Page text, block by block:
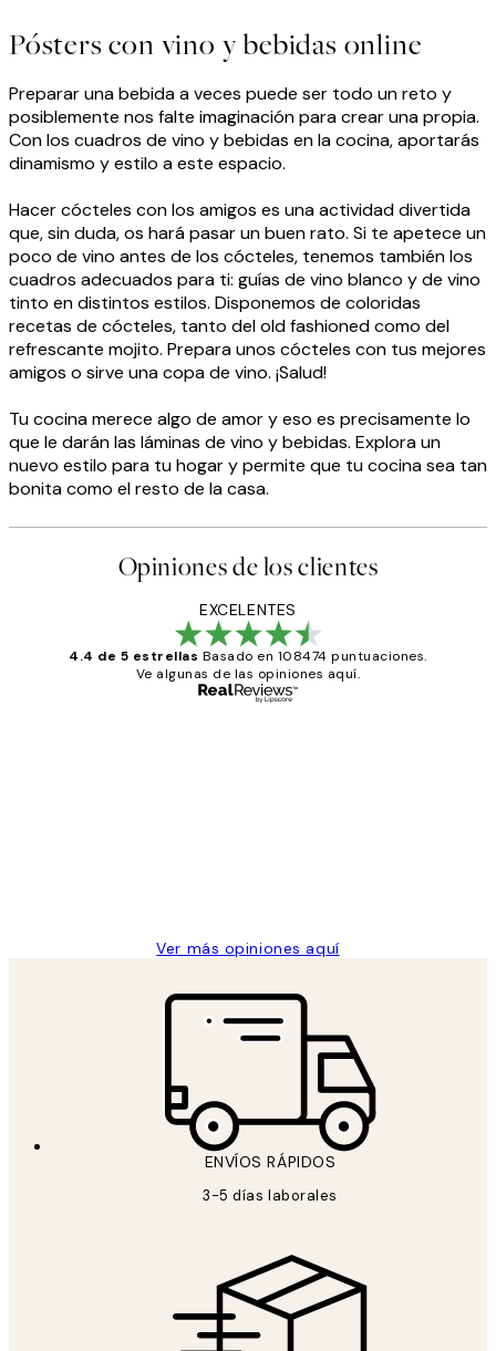
Pósters con vino y bebidas online
Preparar una bebida a veces puede ser todo un reto y
posiblemente nos falte imaginación para crear una propia.
Con los cuadros de vino y bebidas en la cocina, aportarás
dinamismo y estilo a este espacio.
Hacer cócteles con los amigos es una actividad divertida
que, sin duda, os hará pasar un buen rato. Si te apetece un
poco de vino antes de los cócteles, tenemos también los
cuadros adecuados para ti: guías de vino blanco y de vino
tinto en distintos estilos. Disponemos de coloridas
recetas de cócteles, tanto del old fashioned como del
refrescante mojito. Prepara unos cócteles con tus mejores
amigos o sirve una copa de vino. ¡Salud!
Tu cocina merece algo de amor y eso es precisamente lo
que le darán las láminas de vino y bebidas. Explora un
nuevo estilo para tu hogar y permite que tu cocina sea tan
bonita como el resto de la casa.
Opiniones de los clientes
EXCELENTES
4.4 de 5 estrellas Basado en 108474 puntuaciones.
Ve algunas de las opiniones aquí.
Ver más opiniones aquí
ENVÍOS RÁPIDOS
3-5 días laborales